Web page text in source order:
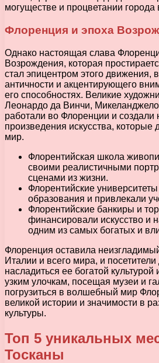
могуществе и процветании города
Флоренция и эпоха
Однако настоящая слава
Возрождения, которая
стал эпицентром этого движения,
античности и акцентирующего
его способностях. Великие
Леонардо да Винчи, Микеланджело
работали во Флоренции и
произведения искусства,
мир.
Флорентийская школа
своими реалистичными
сценами из жизни.
Флорентийские
образования и привлекали
Флорентийские банкиры и
финансировали искусство и
одним из самых богатых и
Флоренция оставила
Италии и всего мира, и посетители
насладиться ее богатой
узким улочкам, посещая музеи и
погрузиться в волшебный мир
великой истории и значимости в
культуры.
Топ 5 уникальных
Тосканы